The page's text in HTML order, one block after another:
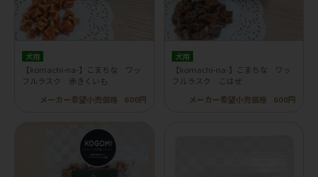
犬用
【komachi-na-】こまちな ワッ
フルラスク 赤きくいも
メーカー希望小売価格
600円
犬用
【komachi-na-】こまちな ワッ
フルラスク こはぜ
メーカー希望小売価格
600円